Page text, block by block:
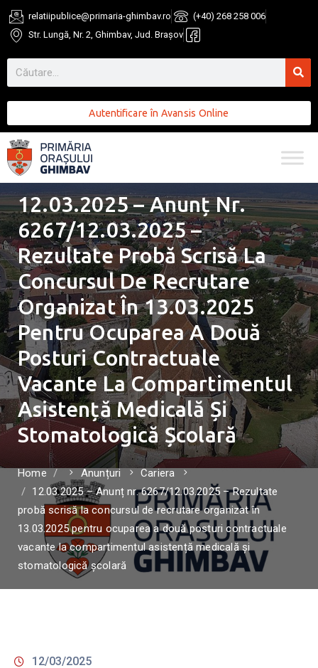
relatiipublice@primaria-ghimbav.ro
(+40) 268 258 006
Str. Lungă, Nr. 2, Ghimbav, Jud. Brașov
Autentificare în Avansis Online
12.03.2025 – Anunț Nr.
6267/12.03.2025 –
Rezultate Probă Scrisă La
Concursul De Recrutare
Organizat În 13.03.2025
Pentru Ocuparea A Două
Posturi Contractuale
Vacante La Compartimentul
Asistență Medicală Și
Stomatologică Școlară
Home Anunțuri
Cariera
12.03.2025 – Anunț nr. 6267/12.03.2025 – Rezultate
probă scrisă la concursul de recrutare organizat în
13.03.2025 pentru ocuparea a două posturi contractuale
vacante la compartimentul asistență medicală și
stomatologică școlară
12/03/2025